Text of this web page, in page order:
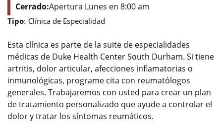
Cerrado:Apertura Lunes en 8:00 am
Tipo: Clínica de Especialidad
Esta clínica es parte de la suite de especialidades
médicas de Duke Health Center South Durham. Si tiene
artritis, dolor articular, afecciones inflamatorias o
inmunológicas, programe cita con reumatólogos
generales. Trabajaremos con usted para crear un plan
de tratamiento personalizado que ayude a controlar el
dolor y tratar los síntomas reumáticos.